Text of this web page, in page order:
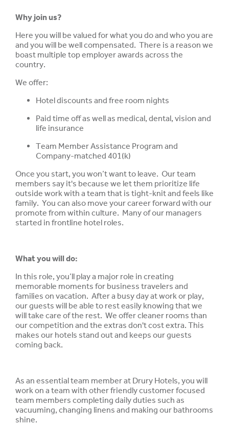
Why join us?
Here you will be valued for what you do and who you are
and you will be well compensated. There is a reason we
boast multiple top employer awards across the
country.
We offer:
Hotel discounts and free room nights
Paid time off as well as medical, dental, vision and
life insurance
Team Member Assistance Program and
Company-matched 401(k)
Once you start, you won’t want to leave. Our team
members say it's because we let them prioritize life
outside work with a team that is tight-knit and feels like
family. You can also move your career forward with our
promote from within culture. Many of our managers
started in frontline hotel roles.
What you will do:
In this role, you’ll play a major role in creating
memorable moments for business travelers and
families on vacation. After a busy day at work or play,
our guests will be able to rest easily knowing that we
will take care of the rest. We offer cleaner rooms than
our competition and the extras don't cost extra. This
makes our hotels stand out and keeps our guests
coming back.
As an essential team member at Drury Hotels, you will
work on a team with other friendly customer focused
team members completing daily duties such as
vacuuming, changing linens and making our bathrooms
shine.